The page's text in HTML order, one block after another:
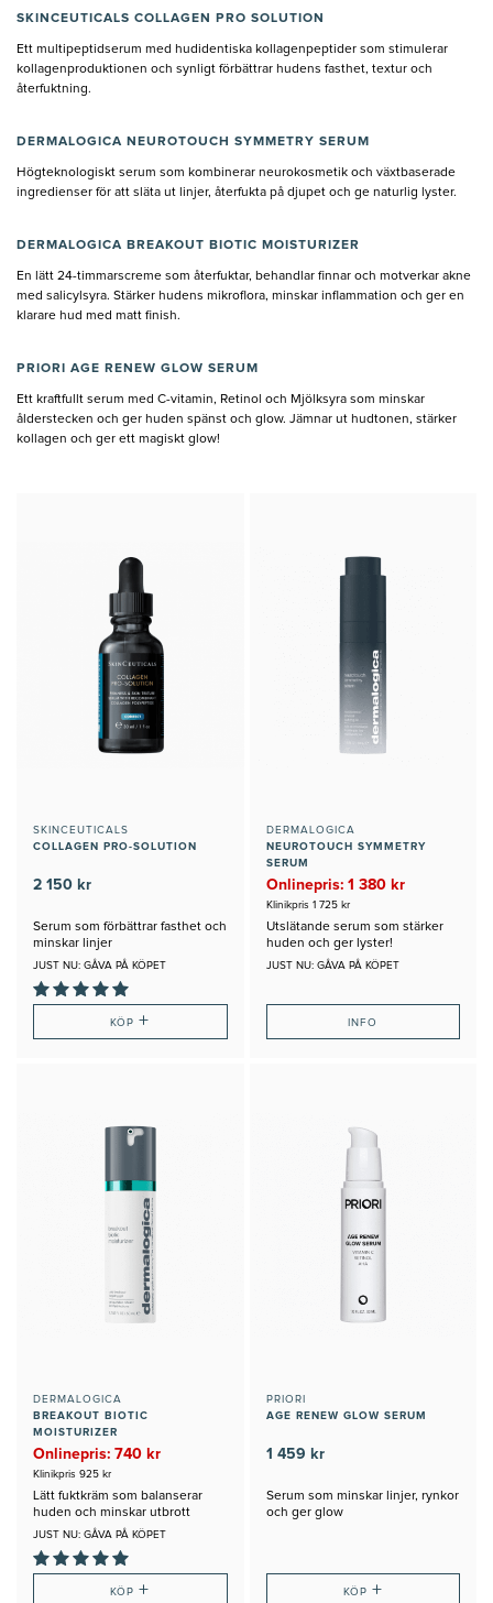
SKINCEUTICALS COLLAGEN PRO SOLUTION
Ett multipeptidserum med hudidentiska kollagenpeptider som stimulerar
kollagenproduktionen och synligt förbättrar hudens fasthet, textur och
återfuktning.
DERMALOGICA NEUROTOUCH SYMMETRY SERUM
Högteknologiskt serum som kombinerar neurokosmetik och växtbaserade
ingredienser för att släta ut linjer, återfukta på djupet och ge naturlig lyster.
DERMALOGICA BREAKOUT BIOTIC MOISTURIZER
En lätt 24-timmarscreme som återfuktar, behandlar finnar och motverkar akne
med salicylsyra. Stärker hudens mikroflora, minskar inflammation och ger en
klarare hud med matt finish.
PRIORI AGE RENEW GLOW SERUM
Ett kraftfullt serum med C-vitamin, Retinol och Mjölksyra som minskar
ålderstecken och ger huden spänst och glow. Jämnar ut hudtonen, stärker
kollagen och ger ett magiskt glow!
SKINCEUTICALS
COLLAGEN PRO-SOLUTION
2 150 kr
Serum som förbättrar fasthet och
minskar linjer
JUST NU: GÅVA PÅ KÖPET
KÖP+
DERMALOGICA
NEUROTOUCH SYMMETRY
SERUM
Onlinepris: 1 380 kr
Klinikpris 1 725 kr
Utslätande serum som stärker
huden och ger lyster!
JUST NU: GÅVA PÅ KÖPET
INFO
DERMALOGICA
BREAKOUT BIOTIC
MOISTURIZER
Onlinepris: 740 kr
Klinikpris 925 kr
Lätt fuktkräm som balanserar
huden och minskar utbrott
JUST NU: GÅVA PÅ KÖPET
KÖP+
PRIORI
AGE RENEW GLOW SERUM
1 459 kr
Serum som minskar linjer, rynkor
och ger glow
KÖP +